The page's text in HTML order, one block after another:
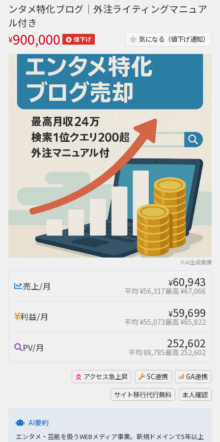
※AI生成画像
ンタメ特化ブログ｜外注ライティングマニュア
ル付き
¥900,000 値下げ 気になる（値下げ通知）
売上/月 ¥60,943
平均 ¥56,317最高 ¥67,066
利益/月 ¥59,699
平均 ¥55,073最高 ¥65,822
PV/月 252,602
平均 88,785最高 252,602
アクセス急上昇 SC連携
GA連携
サイト移行代行無料
本人確認
AI要約
エンタメ・芸能を扱うWEBメディア事業。新規ドメインで5年以上